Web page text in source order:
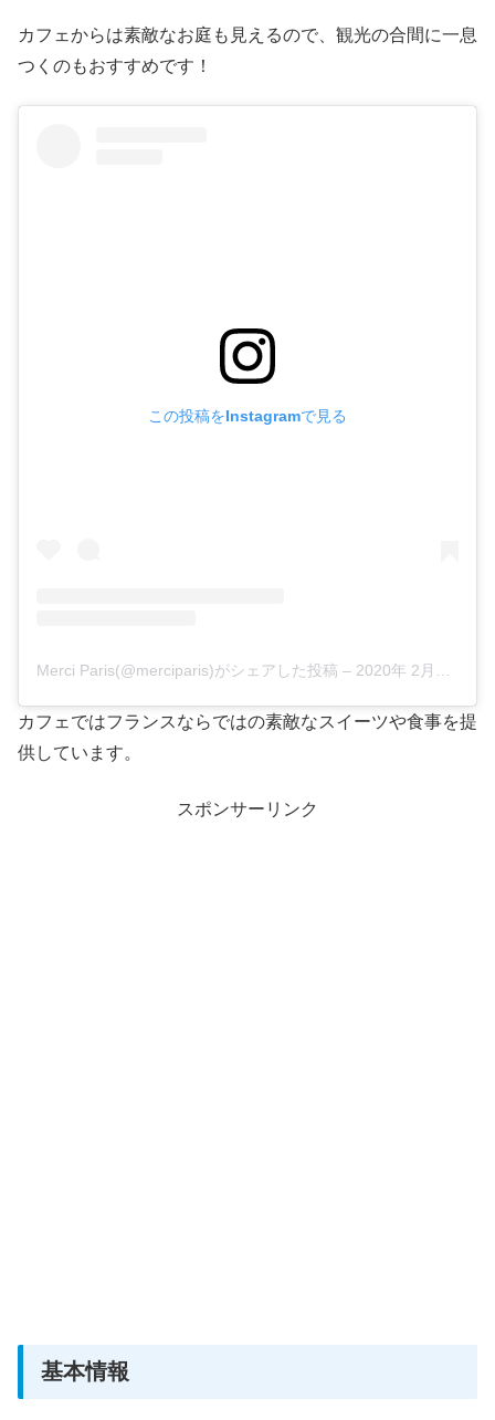
カフェからは素敵なお庭も見えるので、観光の合間に一息
つくのもおすすめです！
この投稿をInstagramで見る
Merci Paris(@merciparis)がシェアした投稿 – 2020年 2月月8日午前12時16分PST
カフェではフランスならではの素敵なスイーツや食事を提
供しています。
スポンサーリンク
基本情報